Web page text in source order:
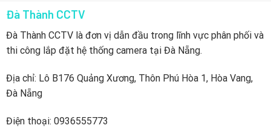
Đà Thành CCTV
Đà Thành CCTV là đơn vị dẫn đầu trong lĩnh vực phân phối và
thi công lắp đặt hệ thống camera tại Đà Nẵng.
Địa chỉ: Lô B176 Quảng Xương, Thôn Phú Hòa 1, Hòa Vang,
Đà Nẵng
Điện thoại: 0936555773